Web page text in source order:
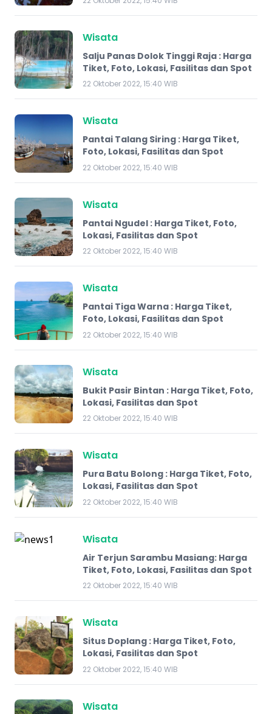
Wisata
Salju Panas Dolok Tinggi Raja : Harga
Tiket, Foto, Lokasi, Fasilitas dan Spot
22 Oktober 2022, 15:40 WIB
Wisata
Pantai Talang Siring : Harga Tiket,
Foto, Lokasi, Fasilitas dan Spot
22 Oktober 2022, 15:40 WIB
Wisata
Pantai Ngudel : Harga Tiket, Foto,
Lokasi, Fasilitas dan Spot
22 Oktober 2022, 15:40 WIB
Wisata
Pantai Tiga Warna : Harga Tiket,
Foto, Lokasi, Fasilitas dan Spot
22 Oktober 2022, 15:40 WIB
Wisata
Bukit Pasir Bintan : Harga Tiket, Foto,
Lokasi, Fasilitas dan Spot
22 Oktober 2022, 15:40 WIB
Wisata
Pura Batu Bolong : Harga Tiket, Foto,
Lokasi, Fasilitas dan Spot
22 Oktober 2022, 15:40 WIB
Wisata
Air Terjun Sarambu Masiang: Harga
Tiket, Foto, Lokasi, Fasilitas dan Spot
22 Oktober 2022, 15:40 WIB
Wisata
Situs Doplang : Harga Tiket, Foto,
Lokasi, Fasilitas dan Spot
22 Oktober 2022, 15:40 WIB
Wisata